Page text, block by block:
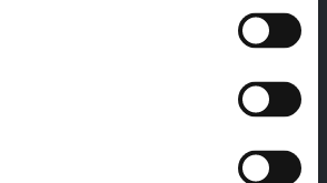
Alittleb.it SRL.- P.IVA